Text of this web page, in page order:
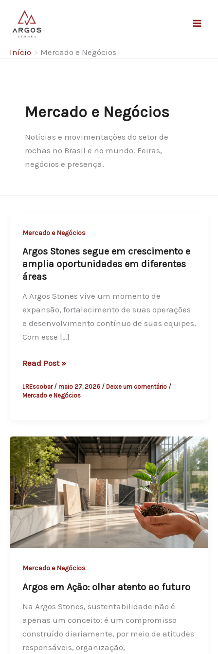
conteúdo
a
u
Início Mercado e Negócios
Mercado e Negócios
Notícias e movimentações do setor de
rochas no Brasil e no mundo. Feiras,
negócios e presença.
Mercado e Negócios
Argos Stones segue em crescimento e
amplia oportunidades em diferentes
áreas
A Argos Stones vive um momento de
expansão, fortalecimento de suas operações
e desenvolvimento contínuo de suas equipes.
Com esse […]
A
g
t
o
n
e
s
s
g
e
c
r
e
s
Read Post »
LREscobar / maio 27, 2026 / Deixe um comentário /
Mercado e Negócios
Mercado e Negócios
Argos em Ação: olhar atento ao futuro
Na Argos Stones, sustentabilidade não é
apenas um conceito: é um compromisso
construído diariamente, por meio de atitudes
responsáveis, organização,